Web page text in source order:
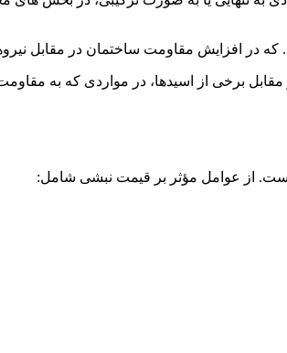
در افزایش مقاومت ساختمان در مقابل
برخی از اسیدها، در مواردی که به مقاومت
است. از عوامل مؤثر بر قیمت نبشی شامل: